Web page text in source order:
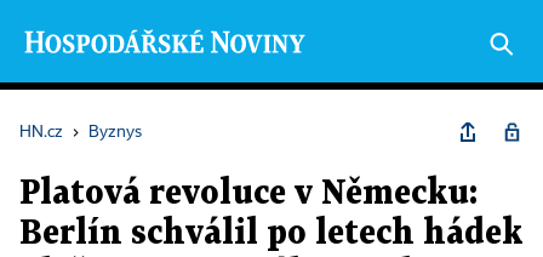
HN.cz › Byznys
Platová revoluce v Německu:
Berlín schválil po letech hádek